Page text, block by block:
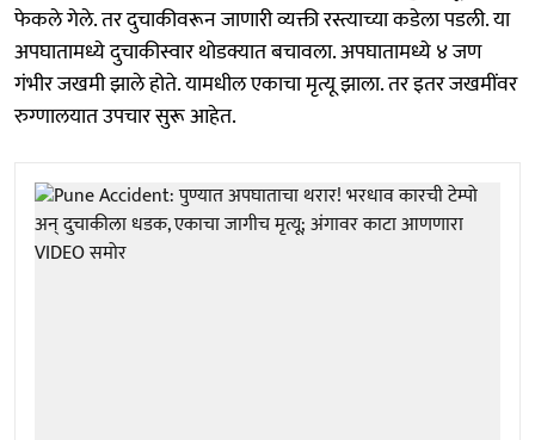
फेकले गेले. तर दुचाकीवरून जाणारी व्यक्ती रस्त्याच्या कडेला पडली. या
अपघातामध्ये दुचाकीस्वार थोडक्यात बचावला. अपघातामध्ये ४ जण
गंभीर जखमी झाले होते. यामधील एकाचा मृत्यू झाला. तर इतर जखमींवर
रुग्णालयात उपचार सुरू आहेत.